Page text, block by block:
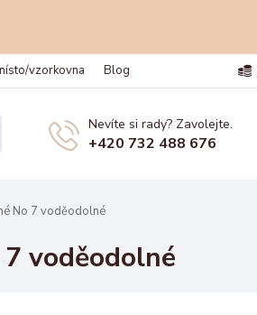
vzorkovna Blog
Nevíte si rady? Zavolejte.
+420 732 488 676
No 7 voděodolné
voděodolné